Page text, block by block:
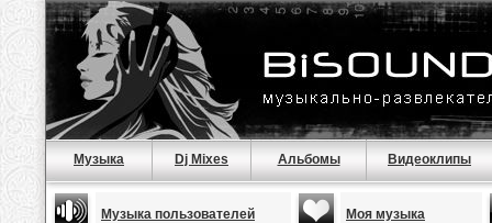
Музыка Dj Mixes Альбомы Видеоклипы
Музыка пользователей Моя музыка